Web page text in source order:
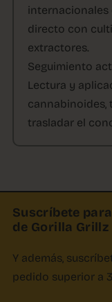
directo con
extractores.
Seguimiento
Lectura y
trasladar el
Suscríbete
de Gorilla Grillz
Y además,
pedido superior a